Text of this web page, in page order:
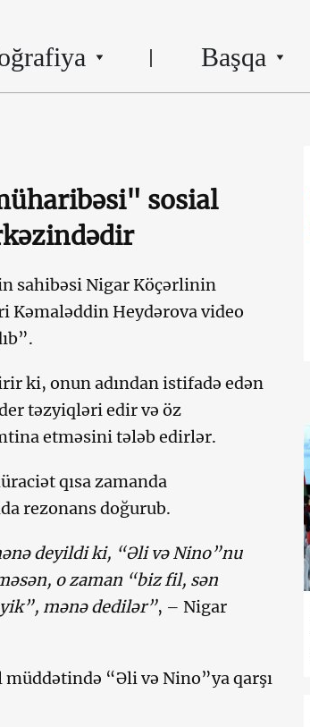
Başqa
sosial
sahibəsi Nigar Köçərlinin
Kəmaləddin Heydərova video
ki, onun adından istifadə edən
təzyiqləri edir və öz
etməsini tələb edirlər.
qısa zamanda
rezonans doğurub.
deyildi ki, “Əli və Nino”nu
o zaman “biz fil, sən
mənə dedilər”, – Nigar
“Əli və Nino”ya qarşı